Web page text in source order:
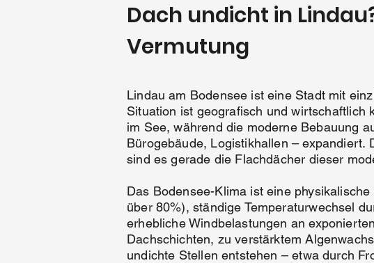
Dach undicht in
Vermutung
Lindau am Bodensee ist eine Stadt mit
Situation ist geografisch und wirtschaftlich
im See, während die moderne Bebauung
Bürogebäude, Logistikhallen – expandiert.
sind es gerade die Flachdächer dieser
Das Bodensee-Klima ist eine
über 80%), ständige Temperaturwechsel
erhebliche Windbelastungen an
Dachschichten, zu verstärktem
undichte Stellen entstehen – etwa durch